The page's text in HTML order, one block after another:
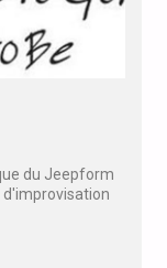
du Jeepform
d'improvisation